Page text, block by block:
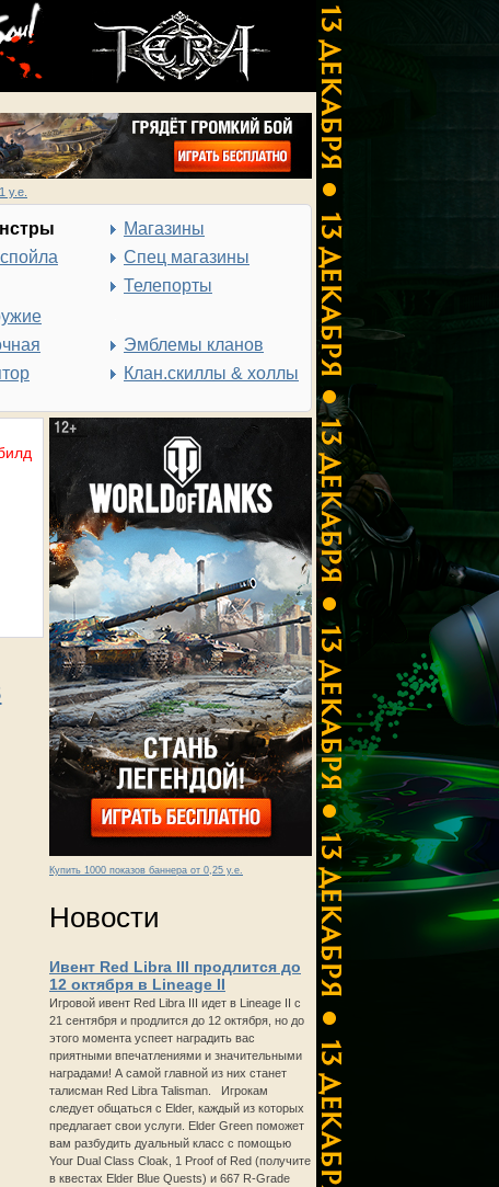
у.е.
Магазины
Спец магазины
Телепорты
Эмблемы кланов
Клан.скиллы & холлы
Купить 1000 показов баннера от 0,25 у.е.
Новости
Ивент Red Libra III продлится до
12 октября в Lineage II
Игровой ивент Red Libra III идет в Lineage II с
21 сентября и продлится до 12 октября, но до
этого момента успеет наградить вас
приятными впечатлениями и значительными
наградами! А самой главной из них станет
талисман Red Libra Talisman. Игрокам
следует общаться с Elder, каждый из которых
предлагает свои услуги. Elder Green поможет
вам разбудить дуальный класс с помощью
Your Dual Class Cloak, 1 Proof of Red (получите
в квестах Elder Blue Quests) и 667 R-Grade